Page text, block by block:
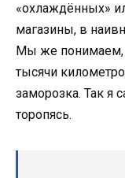
«охлаждённых»
магазины, в
Мы же понимаем,
тысячи
заморозка. Так я
торопясь.